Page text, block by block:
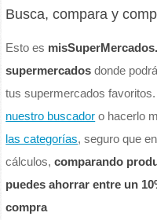
Busca, compara y
Esto es
supermercados donde
tus supermercados
nuestro buscador o hacerlo
las categorías, seguro que
cálculos,comparando
puedes ahorrar entre un
compra